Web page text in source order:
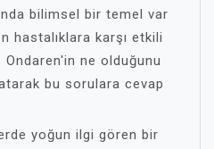
bilimsel bir temel var
hastalıklara karşı etkili
ne olduğunu
bu sorulara cevap
yoğun ilgi gören bir